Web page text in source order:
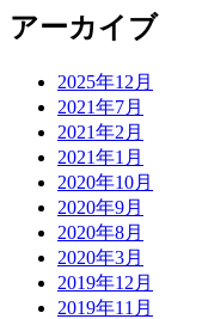
アーカイブ
2025年12月
2021年7月
2021年2月
2021年1月
2020年10月
2020年9月
2020年8月
2020年3月
2019年12月
2019年11月